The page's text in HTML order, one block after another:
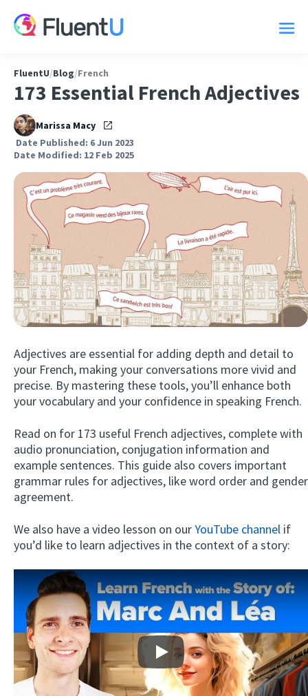
Try
FluentU/Blog/French
173 Essential French Adjectives
Marissa Macy
Date Published: 6 Jun 2023
Date Modified: 12 Feb 2025
Adjectives are essential for adding depth and detail to
your French, making your conversations more vivid and
precise. By mastering these tools, you’ll enhance both
your vocabulary and your confidence in speaking French.
Read on for 173 useful French adjectives, complete with
audio pronunciation, conjugation information and
example sentences. This guide also covers important
grammar rules for adjectives, like word order and gender
agreement.
We also have a video lesson on ourYouTube channel if
you’d like to learn adjectives in the context of a story:
Play